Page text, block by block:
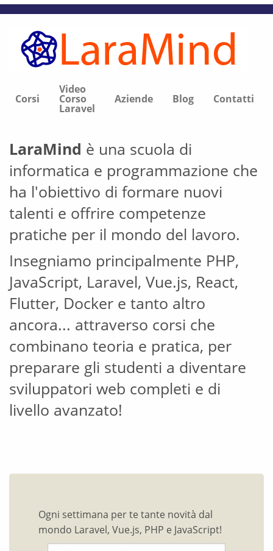
Corsi
Video
Corso
Laravel
Aziende Blog Contatti
LaraMind è una scuola di
informatica e programmazione che
ha l'obiettivo di formare nuovi
talenti e offrire competenze
pratiche per il mondo del lavoro.
Insegniamo principalmente PHP,
JavaScript, Laravel, Vue.js, React,
Flutter, Docker e tanto altro
ancora... attraverso corsi che
combinano teoria e pratica, per
preparare gli studenti a diventare
sviluppatori web completi e di
livello avanzato!
Ogni settimana per te tante novità dal
mondo Laravel, Vue.js, PHP e JavaScript!